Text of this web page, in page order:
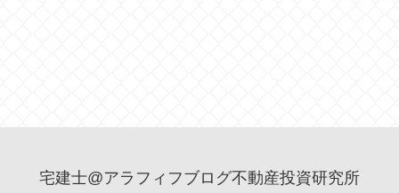
宅建士@アラフィフブログ不動産投資研究所